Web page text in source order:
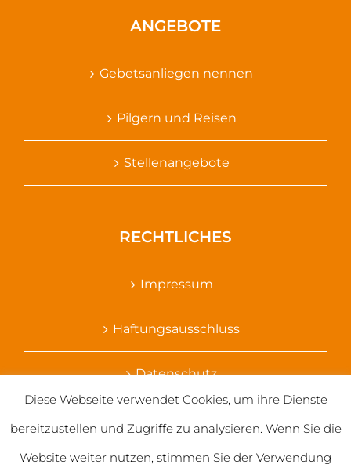
ANGEBOTE
Gebetsanliegen nennen
Pilgern und Reisen
Stellenangebote
RECHTLICHES
Impressum
Haftungsausschluss
Datenschutz
Diese Webseite verwendet Cookies, um ihre Dienste
bereitzustellen und Zugriffe zu analysieren. Wenn Sie die
Website weiter nutzen, stimmen Sie der Verwendung